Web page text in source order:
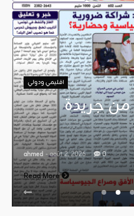
اقليمي ودولي
صدور العدد 602 من جريدة
ahmed - août 2, 2026 0
Read More